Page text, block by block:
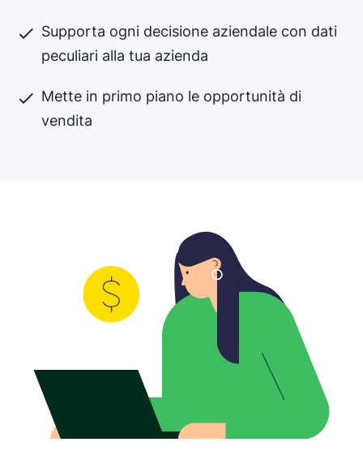
Supporta ogni decisione aziendale con dati
peculiari alla tua azienda
Mette in primo piano le opportunità di
vendita